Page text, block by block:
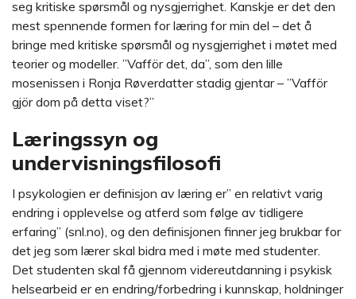
seg kritiske spørsmål og nysgjerrighet. Kanskje er det den
mest spennende formen for læring for min del – det å
bringe med kritiske spørsmål og nysgjerrighet i møtet med
teorier og modeller. ”Vafför det, da”, som den lille
mosenissen i Ronja Røverdatter stadig gjentar – ”Vafför
gjör dom på detta viset?”
Læringssyn og
undervisningsfilosofi
I psykologien er definisjon av læring er” en relativt varig
endring i opplevelse og atferd som følge av tidligere
erfaring” (snl.no), og den definisjonen finner jeg brukbar for
det jeg som lærer skal bidra med i møte med studenter.
Det studenten skal få gjennom videreutdanning i psykisk
helsearbeid er en endring/forbedring i kunnskap, holdninger